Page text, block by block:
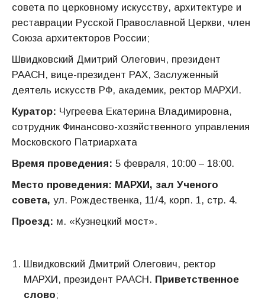
совета по церковному искусству, архитектуре и
реставрации Русской Православной Церкви, член
Союза архитекторов России;
Швидковский Дмитрий Олегович, президент
РААСН, вице-президент РАХ, Заслуженный
деятель искусств РФ, академик, ректор МАРХИ.
Куратор: Чугреева Екатерина Владимировна,
сотрудник Финансово-хозяйственного управления
Московского Патриархата
Время проведения: 5 февраля, 10:00 – 18:00.
Место проведения: МАРХИ, зал Ученого
совета, ул. Рождественка, 11/4, корп. 1, стр. 4.
Проезд: м. «Кузнецкий мост».
Швидковский Дмитрий Олегович, ректор
МАРХИ, президент РААСН. Приветственное
слово;